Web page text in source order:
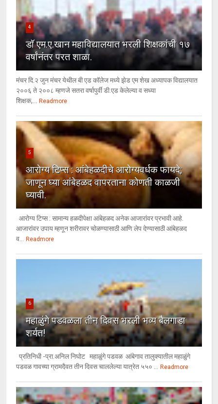
4
डॉ एम.ए.खान महाविद्यालयात भरली शिक्षकांची १७
वर्षांनंतर परत शाळा.
मंचर दि.२ जुन मंचर येथील बी एड कॉलेज मध्ये झेड एम शेख अध्यापक विद्यालयात
२००६ ते २००८ म्हणजे सतरा वर्षापुर्वी डी.एड केलेल्या व सध्या
शिक्षक,...
Readmore
5
आरोग्य टिप्स : आंबेहळदीचे आरोग्यवर्धक फायदे;
जाणून घ्या आंबेहळद वापरताना कोणती काळजी
घ्यावी.
आरोग्य टिप्स : सामान्य हळदीपेक्षा आंबेहळद अनेक आजारांवर प्रभावी आहे.
आजारांवर उपाय म्हणून शरीरावर चोळण्यासाठी आणि लेप देण्यासाठी आंबेहळद
व...
Readmore
6
महाळुंगे पडवळला तीन दिवस भरली भव्य बैलगाडा
शर्यत!
प्रतिनिधी -प्रा.अनिल निघोट महाळुंगे पडवळ आंबेगाव तालुक्यातील महाळुंगे
पडवळ गावच्या ग्रामदैवत तीन दिवस चाललेल्या यात्रेत ५५० ...
Readmore